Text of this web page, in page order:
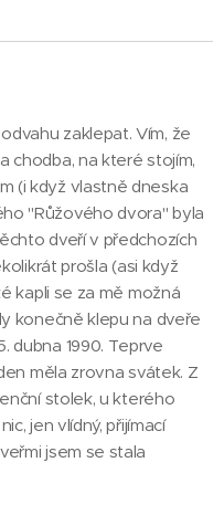
zaklepat. Vím, že
chodba, na které stojím,
(i když vlastně dneska
"Růžového dvora" byla
dveří v předchozích
prošla (asi když
kapli se za mě možná
konečně klepu na dveře
dubna 1990. Teprve
měla zrovna svátek. Z
stolek, u kterého
jen vlídný, přijímací
jsem se stala